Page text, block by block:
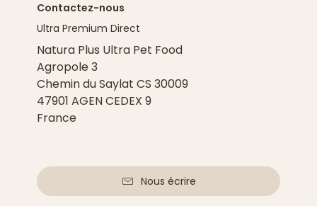
Contactez-nous
Ultra Premium Direct
Natura Plus Ultra Pet Food
Agropole 3
Chemin du Saylat CS 30009
47901 AGEN CEDEX 9
France
Nous écrire